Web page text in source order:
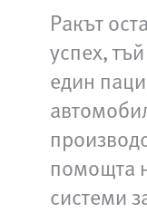
Ракът
успех,
един
помощта
системи